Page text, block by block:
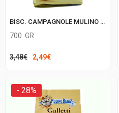
BISC. CAMPAGNOLE MULINO BIANCO
700 GR
3,48€
Il
era:
3,48€.
2,49€Il
è:
2,49€.
- 28%